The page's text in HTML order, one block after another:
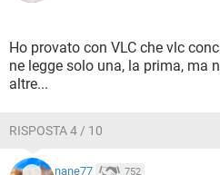
Ho provato con VLC che vlc
ne legge solo una, la prima, ma
altre...
RISPOSTA 4 / 10
nane77 752